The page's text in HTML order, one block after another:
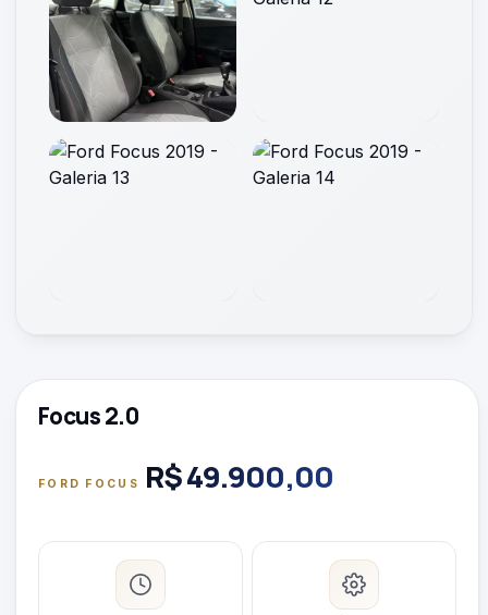
Focus 2.0
FORD FOCUS R$ 49.900,00